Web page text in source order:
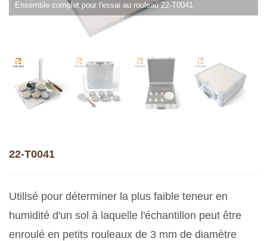
Ensemble complet pour l'essai au rouleau 22-T0041
22-T0041
Utilisé pour déterminer la plus faible teneur en
humidité d'un sol à laquelle l'échantillon peut être
enroulé en petits rouleaux de 3 mm de diamètre